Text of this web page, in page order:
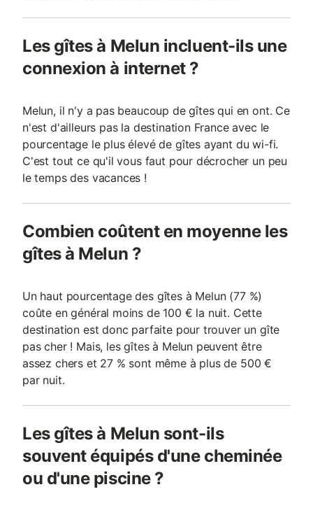
Les gîtes à Melun incluent-ils une
connexion à internet ?
Melun, il n'y a pas beaucoup de gîtes qui en ont. Ce
n'est d'ailleurs pas la destination France avec le
pourcentage le plus élevé de gîtes ayant du wi-fi.
C'est tout ce qu'il vous faut pour décrocher un peu
le temps des vacances !
Combien coûtent en moyenne les
gîtes à Melun ?
Un haut pourcentage des gîtes à Melun (77 %)
coûte en général moins de 100 € la nuit. Cette
destination est donc parfaite pour trouver un gîte
pas cher ! Mais, les gîtes à Melun peuvent être
assez chers et 27 % sont même à plus de 500 €
par nuit.
Les gîtes à Melun sont-ils
souvent équipés d'une cheminée
ou d'une piscine ?